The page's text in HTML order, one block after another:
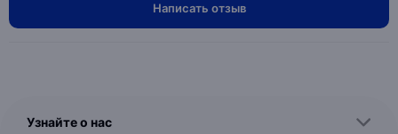
Написать отзыв
Узнайте о нас